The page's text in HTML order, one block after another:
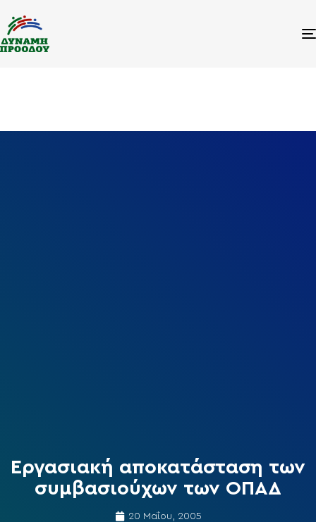
Εργασιακή αποκατάσταση των
συμβασιούχων των ΟΠΑΔ
20 Μαΐου, 2005